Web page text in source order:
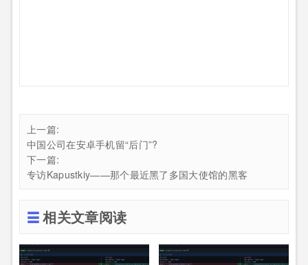
上一篇:
中国公司在安卓手机留“后门”?
下一篇:
专访Kapustkiy——那个最近黑了多国大使馆的黑客
相关文章阅读